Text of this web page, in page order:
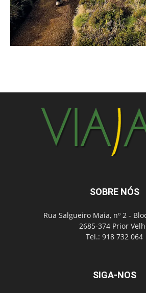
SOBRE NÓS
Rua Salgueiro Maia, nº 2 -
2685-374 Prior
Tel.: 918 732 064
SIGA-NOS